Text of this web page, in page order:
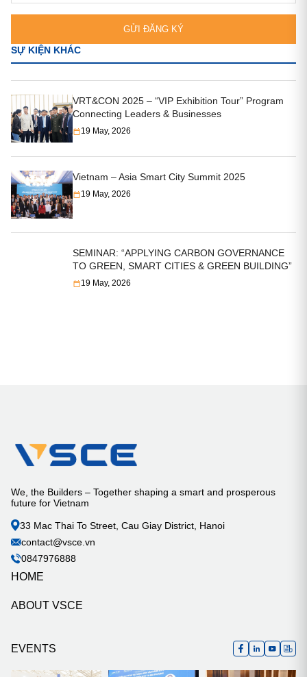
GỬI ĐĂNG KÝ
SỰ KIỆN KHÁC
VRT&CON 2025 – “VIP Exhibition Tour” Program
Connecting Leaders & Businesses
19 May, 2026
Vietnam – Asia Smart City Summit 2025
19 May, 2026
SEMINAR: “APPLYING CARBON GOVERNANCE
TO GREEN, SMART CITIES & GREEN BUILDING”
19 May, 2026
We, the Builders – Together shaping a smart and prosperous
future for Vietnam
33 Mac Thai To Street, Cau Giay District, Hanoi
contact@vsce.vn
0847976888
HOME
ABOUT VSCE
EVENTS